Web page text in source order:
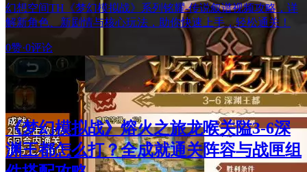
幻想空间TH《梦幻模拟战》系列铭耀-传说叙谱视频攻略，详
解新角色、新剧情与核心玩法，助你快速上手，轻松通关！
0赞·0评论
《梦幻模拟战》熔火之旅龙喉关隘3-6深
渊王都怎么打？全成就通关阵容与战匣组